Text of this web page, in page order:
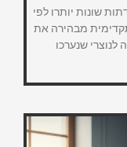
שונות יותרו לפי
01-24 – פסיקה תקדימית מבהירה את
לנוצרי שנערכו